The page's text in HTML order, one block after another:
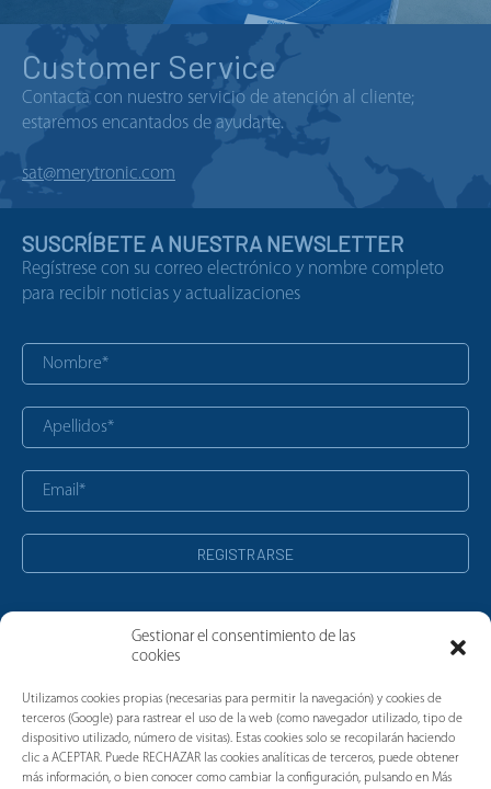
Gestionar el consentimiento de las
cookies
Utilizamos cookies propias (necesarias para permitir la navegación) y cookies de
terceros (Google) para rastrear el uso de la web (como navegador utilizado, tipo de
dispositivo utilizado, número de visitas). Estas cookies solo se recopilarán haciendo
clic a ACEPTAR. Puede RECHAZAR las cookies analíticas de terceros, puede obtener
más información, o bien conocer como cambiar la configuración, pulsando en Más
Customer Service
Contacta con nuestro servicio de atención al cliente;
estaremos encantados de ayudarte.
sat@merytronic.com
SUSCRÍBETE A NUESTRA NEWSLETTER
Regístrese con su correo electrónico y nombre completo
para recibir noticias y actualizaciones
Noticias